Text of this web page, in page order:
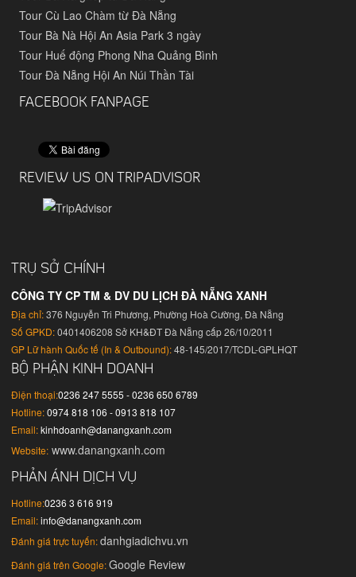
Tour Cù Lao Chàm từ Đà Nẵng
Tour Bà Nà Hội An Asia Park 3 ngày
Tour Huế động Phong Nha Quảng Bình
Tour Đà Nẵng Hội An Núi Thần Tài
FACEBOOK FANPAGE
REVIEW US ON TRIPADVISOR
TRỤ SỞ CHÍNH
CÔNG TY CP TM & DV DU LỊCH ĐÀ NẴNG XANH
Địa chỉ:376 Nguyễn Tri Phương, Phường Hoà Cường, Đà Nẵng
Số GPKD:0401406208 Sở KH&ĐT Đà Nẵng cấp 26/10/2011
GP Lữ hành Quốc tế (In & Outbound):48-145/2017/TCDL-GPLHQT
BỘ PHẬN KINH DOANH
Điện thoại:0236 247 5555 - 0236 650 6789
Hotline: 0974 818 106 - 0913 818 107
Email: kinhdoanh@danangxanh.com
Website: www.danangxanh.com
PHẢN ÁNH DỊCH VỤ
Hotline:0236 3 616 919
Email: info@danangxanh.com
Đánh giá trực tuyến:danhgiadichvu.vn
Đánh giá trên Google: Google Review